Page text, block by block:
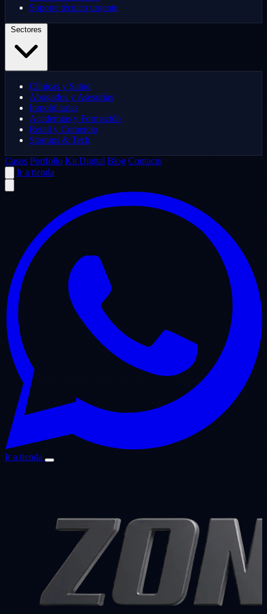
Soporte técnico urgente
Clínicas y Salud
Abogados y Asesorías
Inmobiliarias
Academias y Formación
Retail y Comercio
Startups & Tech
Casos Portfolio Kit Digital Blog Contacto
Ir a tienda
Ir a tienda